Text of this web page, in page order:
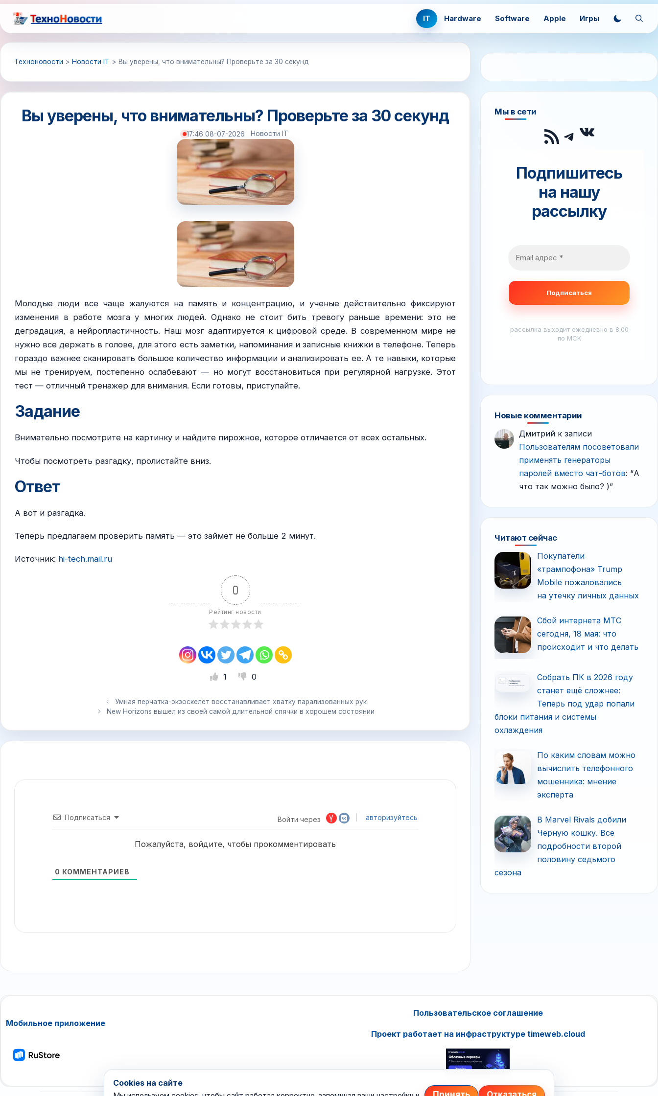
Перейти
к
содержимому
IT Hardware Software Apple Игры
Техноновости > Новости IT > Вы уверены, что внимательны? Проверьте за 30 секунд
Вы уверены, что внимательны? Проверьте за 30 секунд
17:46 08-07-2026 Новости IT
Молодые люди все чаще жалуются на память и концентрацию, и ученые действительно фиксируют
изменения в работе мозга у многих людей. Однако не стоит бить тревогу раньше времени: это не
деградация, а нейропластичность. Наш мозг адаптируется к цифровой среде. В современном мире не
нужно все держать в голове, для этого есть заметки, напоминания и записные книжки в телефоне. Теперь
гораздо важнее сканировать большое количество информации и анализировать ее. А те навыки, которые
мы не тренируем, постепенно ослабевают — но могут восстановиться при регулярной нагрузке. Этот
тест — отличный тренажер для внимания. Если готовы, приступайте.
Задание
Внимательно посмотрите на картинку и найдите пирожное, которое отличается от всех остальных.
Чтобы посмотреть разгадку, пролистайте вниз.
Ответ
А вот и разгадка.
Теперь предлагаем проверить память — это займет не больше 2 минут.
Источник: hi-tech.mail.ru
0
Рейтинг новости
1 0
Умная перчатка-экзоскелет восстанавливает хватку парализованных рук
New Horizons вышел из своей самой длительной спячки в хорошем состоянии
Подписаться Войти через авторизуйтесь
Пожалуйста, войдите, чтобы прокомментировать
0 КОММЕНТАРИЕВ
Мы в сети
RSS-лента
Telegram
Подпишитесь
на нашу
рассылку
рассылка выходит ежедневно в 8.00
по МСК
Новые комментарии
Дмитрий к записи
Пользователям посоветовали
применять генераторы
паролей вместо чат-ботов: “А
что так можно было? )”
Читают сейчас
Покупатели
«трампофона» Trump
Mobile пожаловались
на утечку личных данных
Сбой интернета МТС
сегодня, 18 мая: что
происходит и что делать
Собрать ПК в 2026 году
станет ещё сложнее:
Теперь под удар попали
блоки питания и системы
охлаждения
По каким словам можно
вычислить телефонного
мошенника: мнение
эксперта
В Marvel Rivals добили
Черную кошку. Все
подробности второй
половину седьмого
сезона
Мобильное приложение
Пользовательское соглашение
Проект работает на инфраструктуре timeweb.cloud
Cookies на сайте